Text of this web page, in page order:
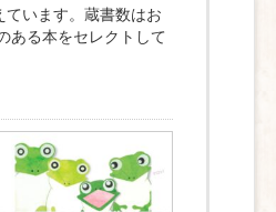
います。蔵書数はお
ある本をセレクトして